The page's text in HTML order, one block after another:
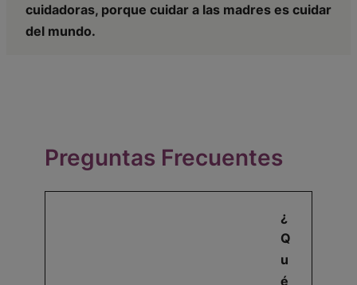
cuidadoras, porque cuidar a las madres es cuidar
del mundo.
Preguntas Frecuentes
¿
Q
u
é